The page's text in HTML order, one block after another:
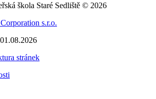
škola Staré Sedliště © 2026
s.r.o.
stránek